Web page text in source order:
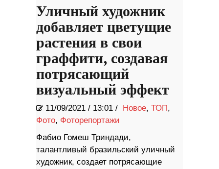
Уличный художник
добавляет цветущие
растения в свои
граффити, создавая
потрясающий
визуальный эффект
11/09/2021 / 13:01 / Новое, ТОП,
Фото, Фоторепортажи
Фабио Гомеш Триндади,
талантливый бразильский уличный
художник, создает потрясающие